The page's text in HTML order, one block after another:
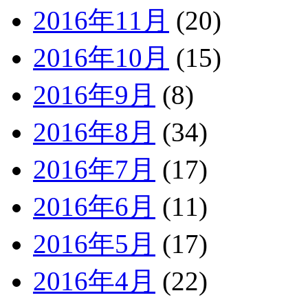
2016年11月 (20)
2016年10月 (15)
2016年9月 (8)
2016年8月 (34)
2016年7月 (17)
2016年6月 (11)
2016年5月 (17)
2016年4月 (22)